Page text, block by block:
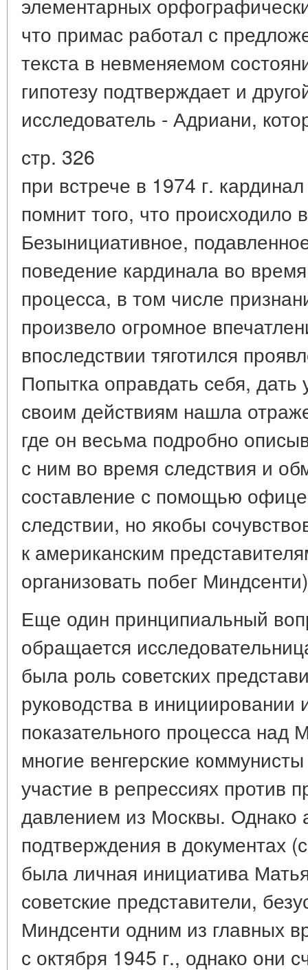
что примас работал с
текста в невменяемом
гипотезу подтверждает и
исследователь - Адриани,
стр. 326
при встрече в 1974 г.
помнит того, что происходило
Безынициативное,
поведение кардинала во
процесса, в том числе
произвело огромное
впоследствии тяготился
Попытка оправдать себя,
своим действиям нашла
где он весьма подробно
с ним во время следствия и
составление с помощью
следствии, но якобы
к американским
организовать побег
Еще один принципиальный
обращается
была роль советских
руководства в инициировании
показательного процесса над
многие венгерские
участие в репрессиях против
давлением из Москвы. Однако
подтверждения в документах
была личная инициатива
советские представители,
Миндсенти одним из главных
с октября 1945 г., однако они